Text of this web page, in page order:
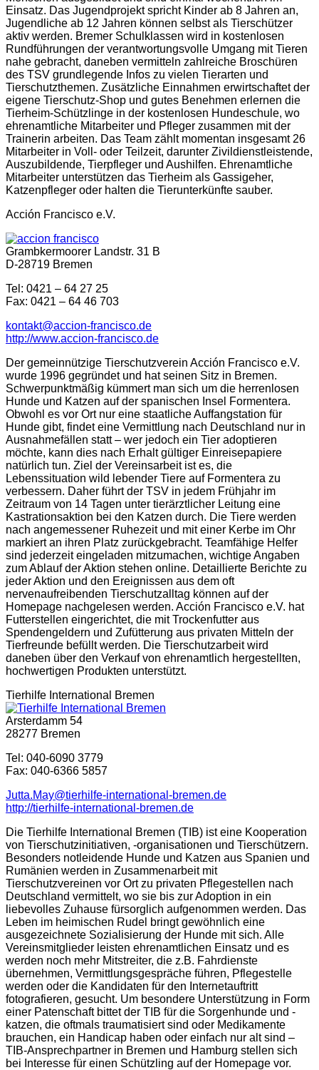
Einsatz. Das Jugendprojekt spricht Kinder ab 8 Jahren an,
Jugendliche ab 12 Jahren können selbst als Tierschützer
aktiv werden. Bremer Schulklassen wird in kostenlosen
Rundführungen der verantwortungsvolle Umgang mit Tieren
nahe gebracht, daneben vermitteln zahlreiche Broschüren
des TSV grundlegende Infos zu vielen Tierarten und
Tierschutzthemen. Zusätzliche Einnahmen erwirtschaftet der
eigene Tierschutz-Shop und gutes Benehmen erlernen die
Tierheim-Schützlinge in der kostenlosen Hundeschule, wo
ehrenamtliche Mitarbeiter und Pfleger zusammen mit der
Trainerin arbeiten. Das Team zählt momentan insgesamt 26
Mitarbeiter in Voll- oder Teilzeit, darunter Zivildienstleistende,
Auszubildende, Tierpfleger und Aushilfen. Ehrenamtliche
Mitarbeiter unterstützen das Tierheim als Gassigeher,
Katzenpfleger oder halten die Tierunterkünfte sauber.
Acción Francisco e.V.
Grambkermoorer Landstr. 31 B
D-28719 Bremen
Tel: 0421 – 64 27 25
Fax: 0421 – 64 46 703
kontakt@accion-francisco.de
http://www.accion-francisco.de
Der gemeinnützige Tierschutzverein Acción Francisco e.V.
wurde 1996 gegründet und hat seinen Sitz in Bremen.
Schwerpunktmäßig kümmert man sich um die herrenlosen
Hunde und Katzen auf der spanischen Insel Formentera.
Obwohl es vor Ort nur eine staatliche Auffangstation für
Hunde gibt, findet eine Vermittlung nach Deutschland nur in
Ausnahmefällen statt – wer jedoch ein Tier adoptieren
möchte, kann dies nach Erhalt gültiger Einreisepapiere
natürlich tun. Ziel der Vereinsarbeit ist es, die
Lebenssituation wild lebender Tiere auf Formentera zu
verbessern. Daher führt der TSV in jedem Frühjahr im
Zeitraum von 14 Tagen unter tierärztlicher Leitung eine
Kastrationsaktion bei den Katzen durch. Die Tiere werden
nach angemessener Ruhezeit und mit einer Kerbe im Ohr
markiert an ihren Platz zurückgebracht. Teamfähige Helfer
sind jederzeit eingeladen mitzumachen, wichtige Angaben
zum Ablauf der Aktion stehen online. Detaillierte Berichte zu
jeder Aktion und den Ereignissen aus dem oft
nervenaufreibenden Tierschutzalltag können auf der
Homepage nachgelesen werden. Acción Francisco e.V. hat
Futterstellen eingerichtet, die mit Trockenfutter aus
Spendengeldern und Zufütterung aus privaten Mitteln der
Tierfreunde befüllt werden. Die Tierschutzarbeit wird
daneben über den Verkauf von ehrenamtlich hergestellten,
hochwertigen Produkten unterstützt.
Tierhilfe International Bremen
Arsterdamm 54
28277 Bremen
Tel: 040-6090 3779
Fax: 040-6366 5857
Jutta.May@tierhilfe-international-bremen.de
http://tierhilfe-international-bremen.de
Die Tierhilfe International Bremen (TIB) ist eine Kooperation
von Tierschutzinitiativen, -organisationen und Tierschützern.
Besonders notleidende Hunde und Katzen aus Spanien und
Rumänien werden in Zusammenarbeit mit
Tierschutzvereinen vor Ort zu privaten Pflegestellen nach
Deutschland vermittelt, wo sie bis zur Adoption in ein
liebevolles Zuhause fürsorglich aufgenommen werden. Das
Leben im heimischen Rudel bringt gewöhnlich eine
ausgezeichnete Sozialisierung der Hunde mit sich. Alle
Vereinsmitglieder leisten ehrenamtlichen Einsatz und es
werden noch mehr Mitstreiter, die z.B. Fahrdienste
übernehmen, Vermittlungsgespräche führen, Pflegestelle
werden oder die Kandidaten für den Internetauftritt
fotografieren, gesucht. Um besondere Unterstützung in Form
einer Patenschaft bittet der TIB für die Sorgenhunde und -
katzen, die oftmals traumatisiert sind oder Medikamente
brauchen, ein Handicap haben oder einfach nur alt sind –
TIB-Ansprechpartner in Bremen und Hamburg stellen sich
bei Interesse für einen Schützling auf der Homepage vor.